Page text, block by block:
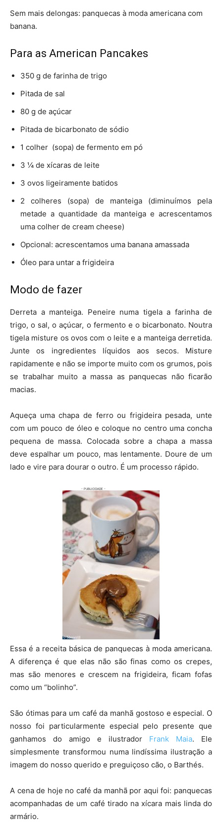
Sem mais delongas: panquecas à moda americana com
banana.
Para as American Pancakes
350 g de farinha de trigo
Pitada de sal
80 g de açúcar
Pitada de bicarbonato de sódio
1 colher (sopa) de fermento em pó
3 ¼ de xícaras de leite
3 ovos ligeiramente batidos
2 colheres (sopa) de manteiga (diminuímos pela
metade a quantidade da manteiga e acrescentamos
uma colher de cream cheese)
Opcional: acrescentamos uma banana amassada
Óleo para untar a frigideira
Modo de fazer
Derreta a manteiga. Peneire numa tigela a farinha de
trigo, o sal, o açúcar, o fermento e o bicarbonato. Noutra
tigela misture os ovos com o leite e a manteiga derretida.
Junte os ingredientes líquidos aos secos. Misture
rapidamente e não se importe muito com os grumos, pois
se trabalhar muito a massa as panquecas não ficarão
macias.
Aqueça uma chapa de ferro ou frigideira pesada, unte
com um pouco de óleo e coloque no centro uma concha
pequena de massa. Colocada sobre a chapa a massa
deve espalhar um pouco, mas lentamente. Doure de um
lado e vire para dourar o outro. É um processo rápido.
Essa é a receita básica de panquecas à moda americana.
A diferença é que elas não são finas como os crepes,
mas são menores e crescem na frigideira, ficam fofas
como um “bolinho”.
São ótimas para um café da manhã gostoso e especial. O
nosso foi particularmente especial pelo presente que
ganhamos do amigo e ilustrador Frank Maia. Ele
simplesmente transformou numa lindíssima ilustração a
imagem do nosso querido e preguiçoso cão, o Barthés.
A cena de hoje no café da manhã por aqui foi: panquecas
acompanhadas de um café tirado na xícara mais linda do
armário.